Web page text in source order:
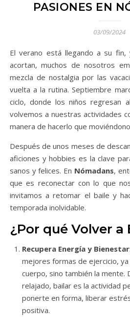
PASIONES EN
03/09/2024
El verano está llegando a su fin, y mientras los días se
acortan, muchos de nosotros
mezcla de nostalgia por las
vuelta a la rutina. Septiembre
ciclo, donde los niños regresan
volvemos a nuestras actividades
manera de hacerlo que
Después de unos meses de
aficiones y hobbies es la clave
sanos y felices. En Nómadans,
que es reconectar con lo que
invitamos a retomar el baile y
temporada inolvidable.
¿Por qué Volver a
Recupera Energía y Bienestar
mejores formas de ejercicio,
cuerpo, sino también la mente.
relajado, bailar es la actividad
ponerte en forma, liberar
positiva.